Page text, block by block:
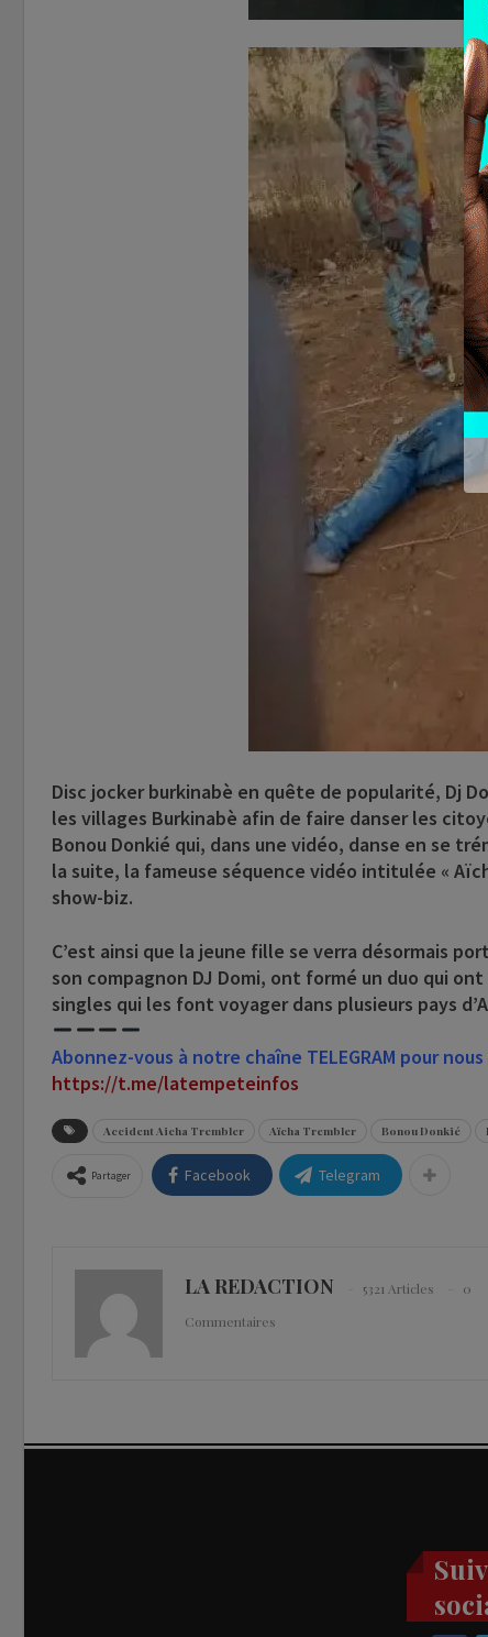
Disc jocker burkinabè en quête de popularité, Dj
les villages Burkinabè afin de faire danser les
Bonou Donkié qui, dans une vidéo, danse en se
la suite, la fameuse séquence vidéo intitulée «
show-biz.
C’est ainsi que la jeune fille se verra désormais
son compagnon DJ Domi, ont formé un duo qui
singles qui les font voyager dans plusieurs pays
Abonnez-vous à notre chaîne TELEGRAM pour
https://t.me/latempeteinfos
Accident Aicha Trembler Aïcha Trembler Bonou Donkié
Partager Facebook Telegram
LA REDACTION 5321 Articles
0
Commentaires